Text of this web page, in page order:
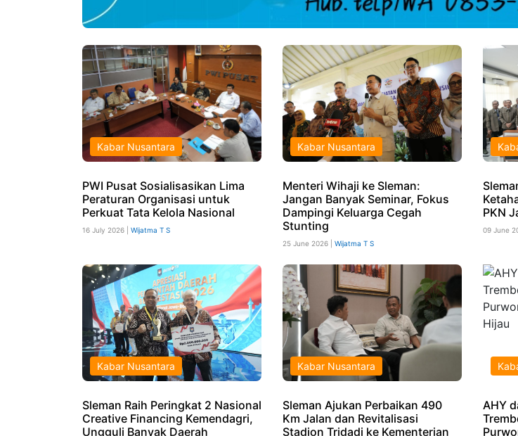
Kabar Nusantara
PWI Pusat Sosialisasikan Lima
Peraturan Organisasi untuk
Perkuat Tata Kelola Nasional
16 July 2026 | Wijatma T S
Kabar Nusantara
Menteri Wihaji ke Sleman:
Jangan Banyak Seminar, Fokus
Dampingi Keluarga Cegah
Stunting
25 June 2026 | Wijatma T S
PKN
09 June
Kabar Nusantara
Sleman Raih Peringkat 2 Nasional
Creative Financing Kemendagri,
Ungguli Banyak Daerah
Kabar Nusantara
Sleman Ajukan Perbaikan 490
Km Jalan dan Revitalisasi
Stadion Tridadi ke Kementerian
AHY